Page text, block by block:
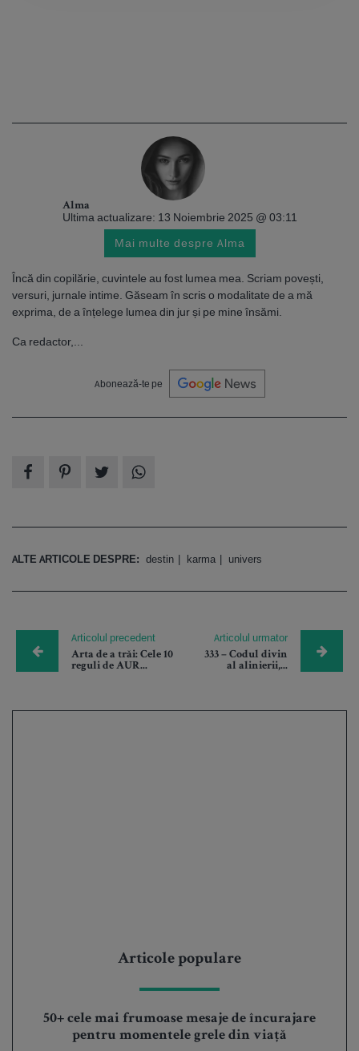
Alma
Ultima actualizare: 13 Noiembrie 2025 @ 03:11
Mai multe despre Alma
Încă din copilărie, cuvintele au fost lumea mea. Scriam povești,
versuri, jurnale intime. Găseam în scris o modalitate de a mă
exprima, de a înțelege lumea din jur și pe mine însămi.
Ca redactor,...
Abonează-te pe
ALTE ARTICOLE DESPRE: destin karma univers
Articolul precedent
Arta de a trăi: Cele 10
reguli de AUR...
Articolul urmator
333 – Codul divin
al alinierii,...
Articole populare
50+ cele mai frumoase mesaje de încurajare
pentru momentele grele din viață